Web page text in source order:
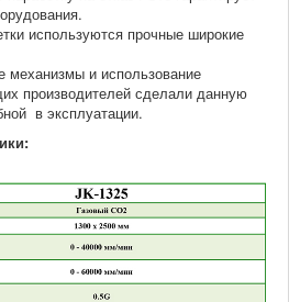
используются прочные широкие
механизмы и использование
производителей сделали данную
в эксплуатации.